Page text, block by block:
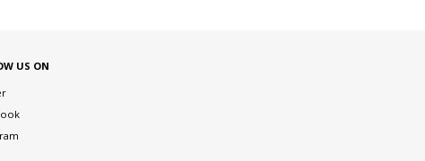
US ON